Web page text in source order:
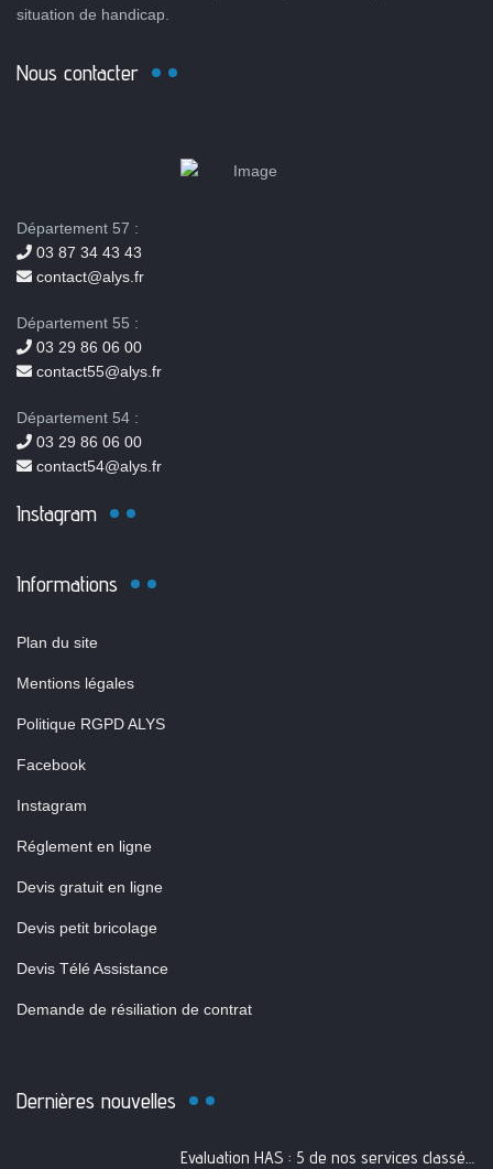
situation de handicap.
Nous contacter
Département 57 :
03 87 34 43 43
contact@alys.fr
Département 55 :
03 29 86 06 00
contact55@alys.fr
Département 54 :
03 29 86 06 00
contact54@alys.fr
Instagram
Informations
Plan du site
Mentions légales
Politique RGPD ALYS
Facebook
Instagram
Réglement en ligne
Devis gratuit en ligne
Devis petit bricolage
Devis Télé Assistance
Demande de résiliation de contrat
Dernières nouvelles
Evaluation HAS : 5 de nos services classés A